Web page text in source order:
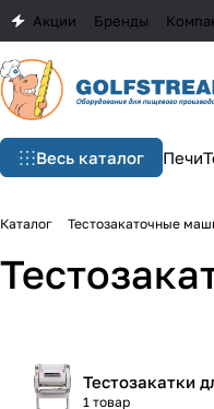
Акции Бренды
Весь каталог Печи
Каталог Тестозакаточные
Тестозакатки
1 товар